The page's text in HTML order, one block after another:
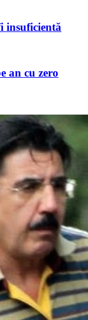
insuficientă
an cu zero